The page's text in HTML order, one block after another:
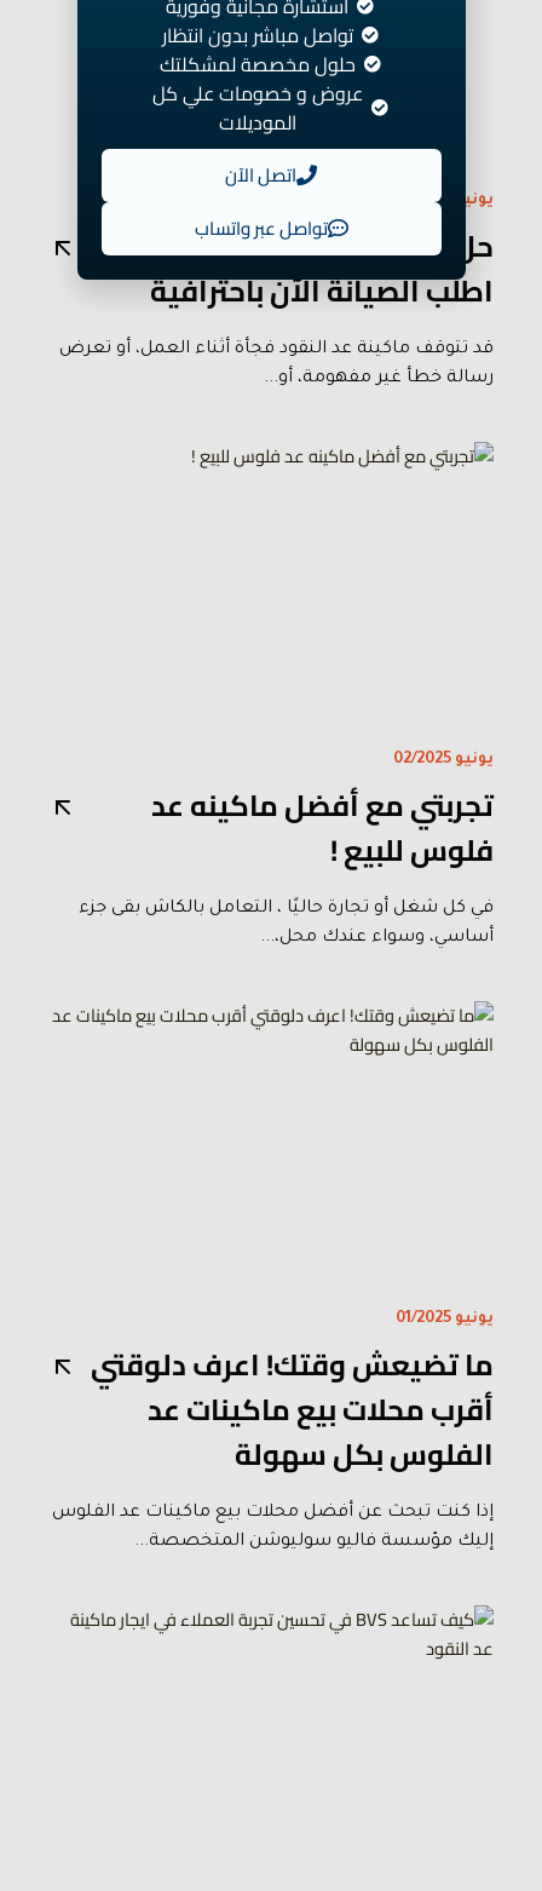
يونيو 02/2025
حل أعطال ماكينة عد النقود
اطلب الصيانة الآن باحترافية
قد تتوقف ماكينة عد النقود فجأة أثناء العمل، أو تعرض
رسالة خطأ غير مفهومة، أو...
يونيو 02/2025
تجربتي مع أفضل ماكينه عد
فلوس للبيع !
في كل شغل أو تجارة حاليًا ، التعامل بالكاش بقى جزء
أساسي، وسواء عندك محل،...
يونيو 01/2025
ما تضيعش وقتك! اعرف دلوقتي
أقرب محلات بيع ماكينات عد
الفلوس بكل سهولة
إذا كنت تبحث عن أفضل محلات بيع ماكينات عد الفلوس
إليك مؤسسة فاليو سوليوشن المتخصصة...
تواصل مباشر بدون انتظار
حلول مخصصة لمشكلتك
عروض و خصومات علي كل
الموديلات
اتصل الآن
تواصل عبر واتساب